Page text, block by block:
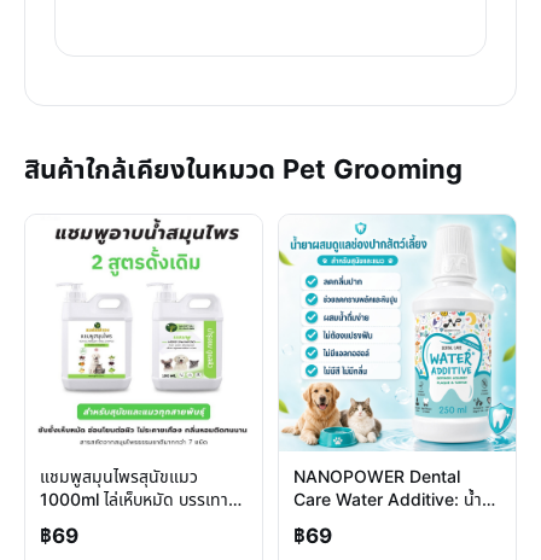
สินค้าใกล้เคียงในหมวด Pet Grooming
แชมพูสมุนไพรสุนัขแมว
1000ml ไล่เห็บหมัด บรรเทา
ผิวหนัง บำรุงขนสวย ปลอดภัย
฿69
NANOPOWER Dental
Care Water Additive: น้ำยา
ผสมน้ำลดกลิ่นปากหินปูนหมา
แมว
฿69